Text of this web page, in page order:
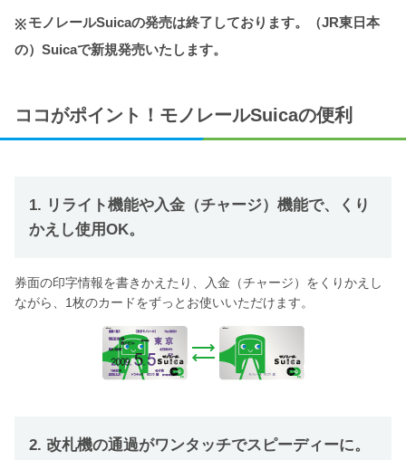
モノレールSuicaの発売は終了しております。（JR東日本
の）Suicaで新規発売いたします。
ココがポイント！モノレールSuicaの便利
1. リライト機能や入金（チャージ）機能で、くり
かえし使用OK。
券面の印字情報を書きかえたり、入金（チャージ）をくりかえし
ながら、1枚のカードをずっとお使いいただけます。
2. 改札機の通過がワンタッチでスピーディーに。